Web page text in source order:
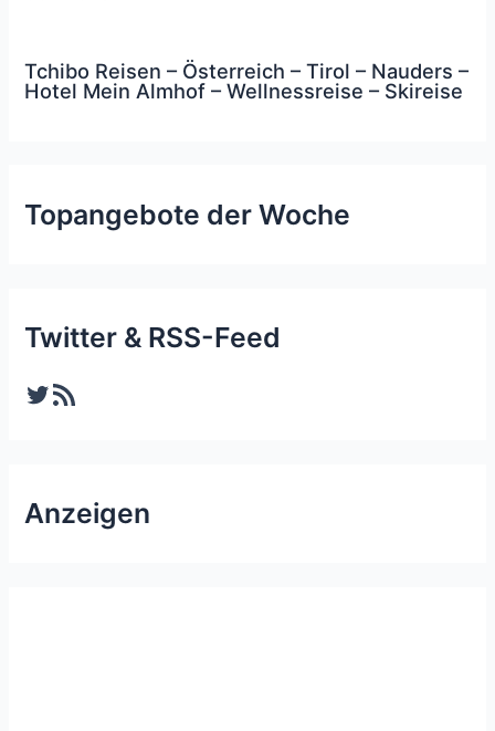
Tchibo Reisen – Österreich – Tirol – Nauders –
Hotel Mein Almhof – Wellnessreise – Skireise
Topangebote der Woche
Twitter & RSS-Feed
Twitter RSS-Feed
Anzeigen